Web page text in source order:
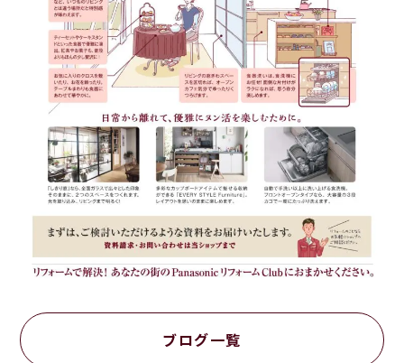
ブログ一覧